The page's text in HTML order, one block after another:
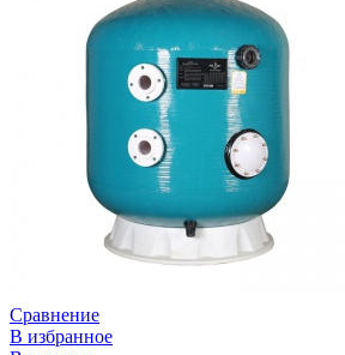
Сравнение
В избранное